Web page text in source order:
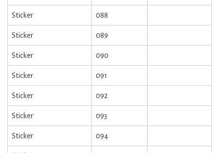
Sticker 088
Sticker 089
Sticker 090
Sticker 091
Sticker 092
Sticker 093
Sticker 094